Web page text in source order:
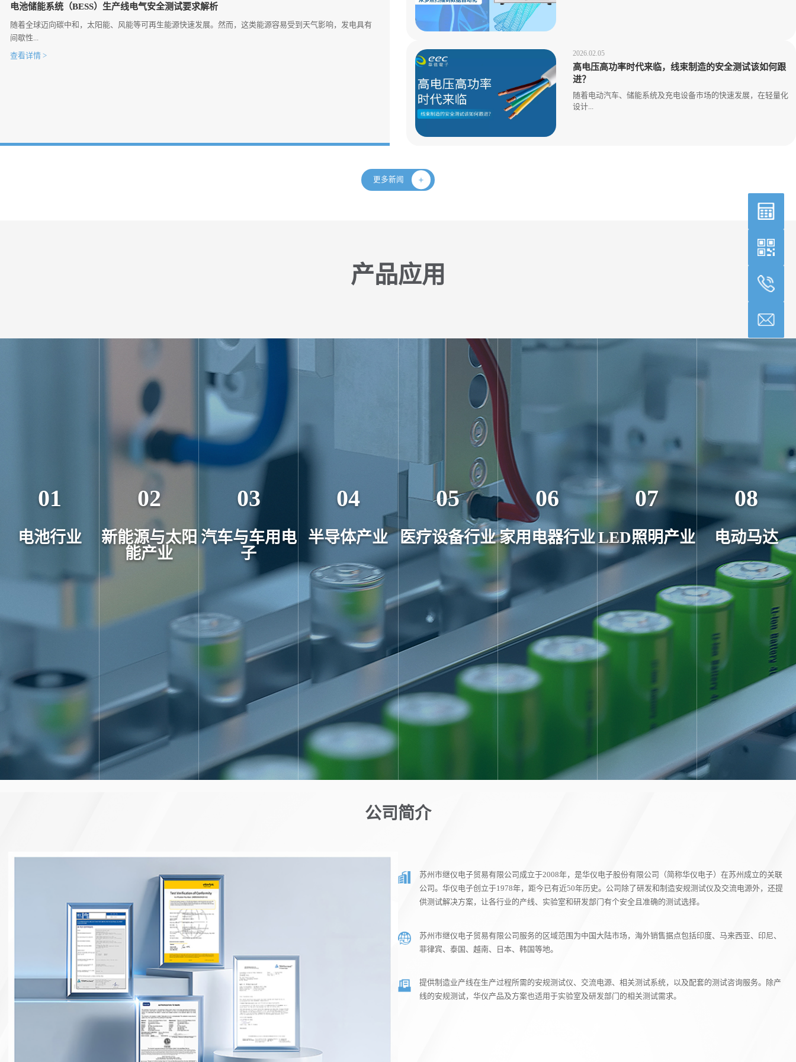
电池储能系统（BESS）生产线电气安全测试要求解析
随着全球迈向碳中和，太阳能、风能等可再生能源快速发展。然而，这类能源容易受到天气影响，发电具有
间歇性...
查看详情 > 2026.02.05
高电压高功率时代来临，线束制造的安全测试该如何跟
进？
随着电动汽车、储能系统及充电设备市场的快速发展，在轻量化
设计...
更多新闻
产品应用
01
电池行业
02
新能源与太阳
能产业
03
汽车与车用电
子
04
半导体产业
05
医疗设备行业
06
家用电器行业
07
LED照明产业
08
电动马达
公司简介
苏州市继仪电子贸易有限公司成立于2008年，是华仪电子股份有限公司（简称华仪电子）在苏州成立的关联
公司。华仪电子创立于1978年，距今已有近50年历史。公司除了研发和制造安规测试仪及交流电源外，还提
供测试解决方案，让各行业的产线、实验室和研发部门有个安全且准确的测试选择。
苏州市继仪电子贸易有限公司服务的区域范围为中国大陆市场，海外销售据点包括印度、马来西亚、印尼、
菲律宾、泰国、越南、日本、韩国等地。
提供制造业产线在生产过程所需的安规测试仪、交流电源、相关测试系统，以及配套的测试咨询服务。除产
线的安规测试，华仪产品及方案也适用于实验室及研发部门的相关测试需求。